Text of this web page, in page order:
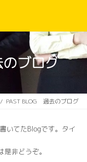
ブログ
PAST BLOG 過去のブログ
いてたBlogです。タイ
非どうぞ。